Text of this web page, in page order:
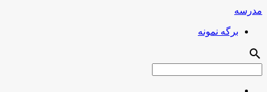
مدرسه
برگه نمونه
search